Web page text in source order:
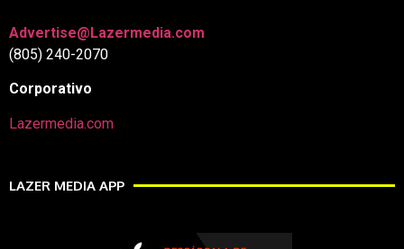
Advertise@Lazermedia.com
(805) 240-2070
Corporativo
Lazermedia.com
LAZER MEDIA APP